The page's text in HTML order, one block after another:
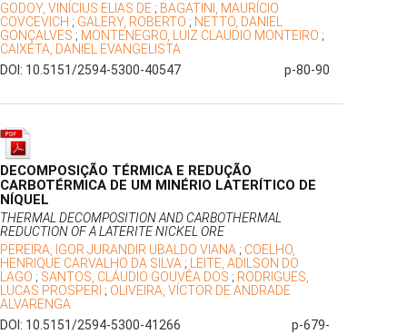
GODOY, VINÍCIUS ELIAS DE ; BAGATINI, MAURÍCIO
COVCEVICH ; GALERY, ROBERTO ; NETTO, DANIEL
GONÇALVES ; MONTENEGRO, LUIZ CLAUDIO MONTEIRO ;
CAIXETA, DANIEL EVANGELISTA
DOI: 10.5151/2594-5300-40547
p-80-90
DECOMPOSIÇÃO TÉRMICA E REDUÇÃO
CARBOTÉRMICA DE UM MINÉRIO LATERÍTICO DE
NÍQUEL
THERMAL DECOMPOSITION AND CARBOTHERMAL
REDUCTION OF A LATERITE NICKEL ORE
PEREIRA, IGOR JURANDIR UBALDO VIANA ; COELHO,
HENRIQUE CARVALHO DA SILVA ; LEITE, ADILSON DO
LAGO ; SANTOS, CLÁUDIO GOUVÊA DOS ; RODRIGUES,
LUCAS PROSPERI ; OLIVEIRA, VÍCTOR DE ANDRADE
ALVARENGA
DOI: 10.5151/2594-5300-41266
p-679-